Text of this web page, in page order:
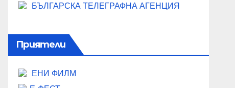
БЪЛГАРСКА ТЕЛЕГРАФНА АГЕНЦИЯ
Приятели
ЕНИ ФИЛМ